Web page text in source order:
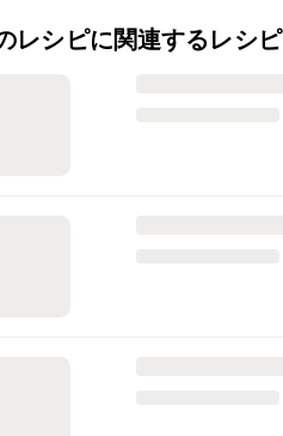
レシピに関連するレシピ